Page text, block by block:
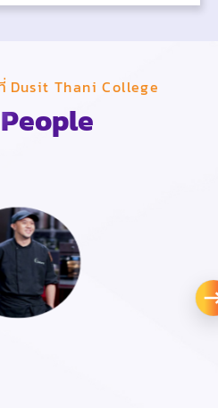
Dusit Thani College